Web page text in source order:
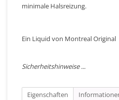
minimale Halsreizung.
Ein Liquid von Montreal Original
Sicherheitshinweise ...
Eigenschaften